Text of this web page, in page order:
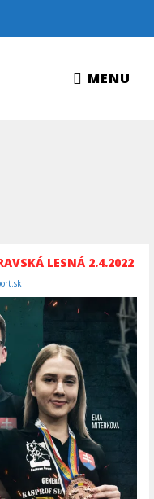
MENU
LESNÁ 2.4.2022